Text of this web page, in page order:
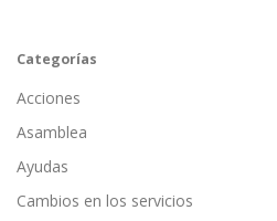
Categorías
Acciones
Asamblea
Ayudas
Cambios en los servicios